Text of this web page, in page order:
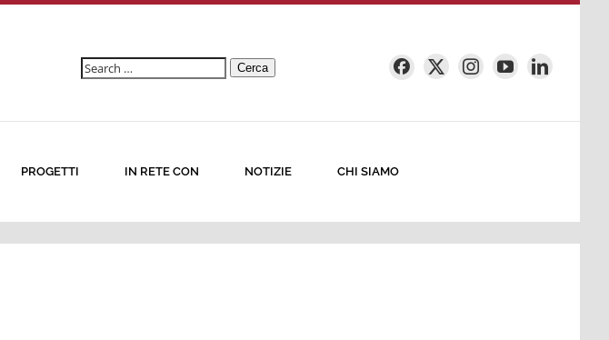
Ricerca
Cerca
PROGETTI IN RETE CON NOTIZIE CHI SIAMO